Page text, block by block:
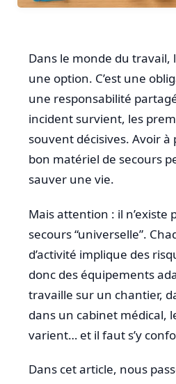
Dans le monde du travail,
une option. C’est une
une responsabilité
incident survient, les
souvent décisives. Avoir
bon matériel de secours
sauver une vie.
Mais attention : il n’existe
secours “universelle”.
d’activité implique des
donc des équipements
travaille sur un chantier,
dans un cabinet médical,
varient… et il faut s’y
Dans cet article, nous